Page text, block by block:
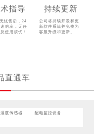
指导
忧售后，24
响应，无任
使用烦忧！
持续更新
公司将持续开发和更
新软件系统并免费为
客服升级和更新。
直通车
湿度传感器 配电监控设备